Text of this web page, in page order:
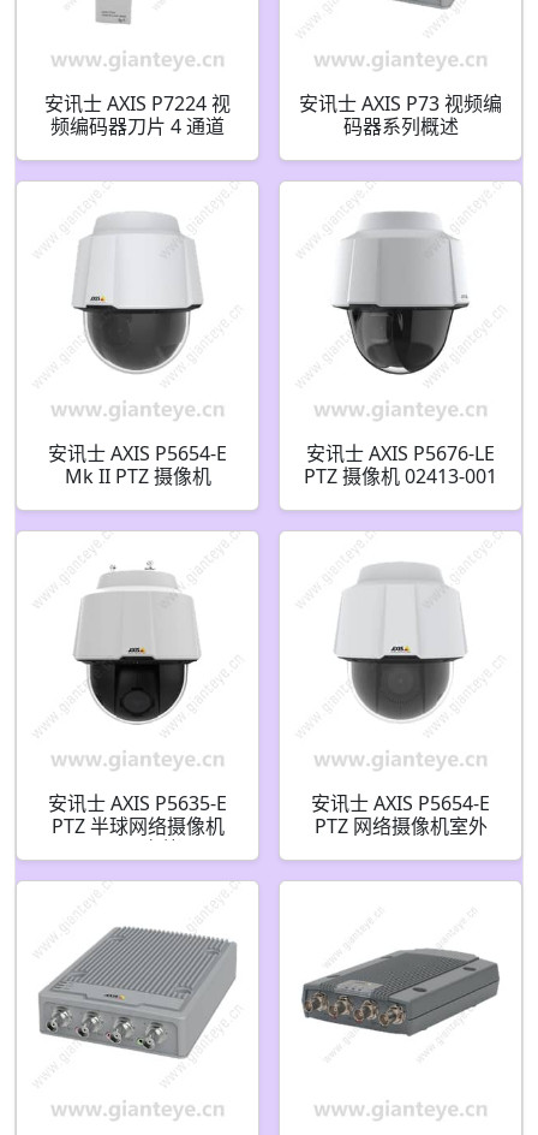
安讯士 AXIS P7224 视
频编码器刀片 4 通道
安讯士 AXIS P73 视频编
码器系列概述
安讯士 AXIS P5654-E
Mk II PTZ 摄像机
安讯士 AXIS P5676-LE
PTZ 摄像机 02413-001
安讯士 AXIS P5635-E
PTZ 半球网络摄像机
2MP 室外
安讯士 AXIS P5654-E
PTZ 网络摄像机室外